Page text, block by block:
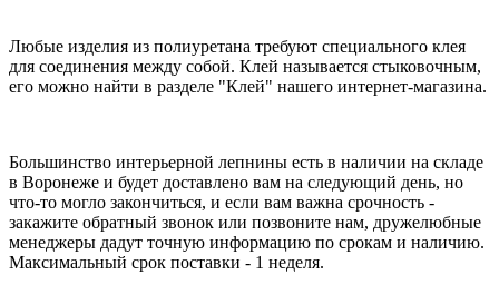
Любые изделия из полиуретана требуют специального клея
для соединения между собой. Клей называется стыковочным,
его можно найти в разделе "Клей" нашего интернет-магазина.
Большинство интерьерной лепнины есть в наличии на складе
в Воронеже и будет доставлено вам на следующий день, но
что-то могло закончиться, и если вам важна срочность -
закажите обратный звонок или позвоните нам, дружелюбные
менеджеры дадут точную информацию по срокам и наличию.
Максимальный срок поставки - 1 неделя.